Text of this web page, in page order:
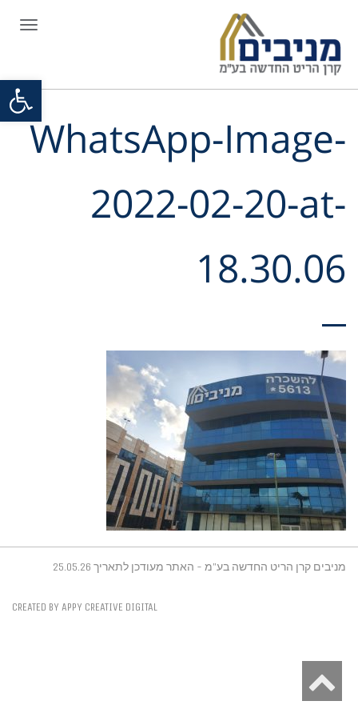
פתח
WhatsApp-Image-
2022-02-20-at-
18.30.06
מניבים קרן הריט החדשה בע"מ - האתר מעודכן לתאריך 25.05.26
CREATED BY APPY CREATIVE DIGITAL
לראש